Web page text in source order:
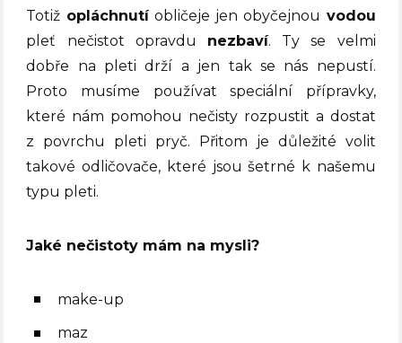
Totiž opláchnutíobličeje jen obyčejnou vodou
pleť nečistot opravdu nezbaví. Ty se velmi
dobře na pleti drží a jen tak se nás nepustí.
Proto musíme používat speciální přípravky,
které nám pomohou nečisty rozpustit a dostat
z povrchu pleti pryč. Přitom je důležité volit
takové odličovače, které jsou šetrné k našemu
typu pleti.
Jaké nečistoty mám na mysli?
make-up
maz